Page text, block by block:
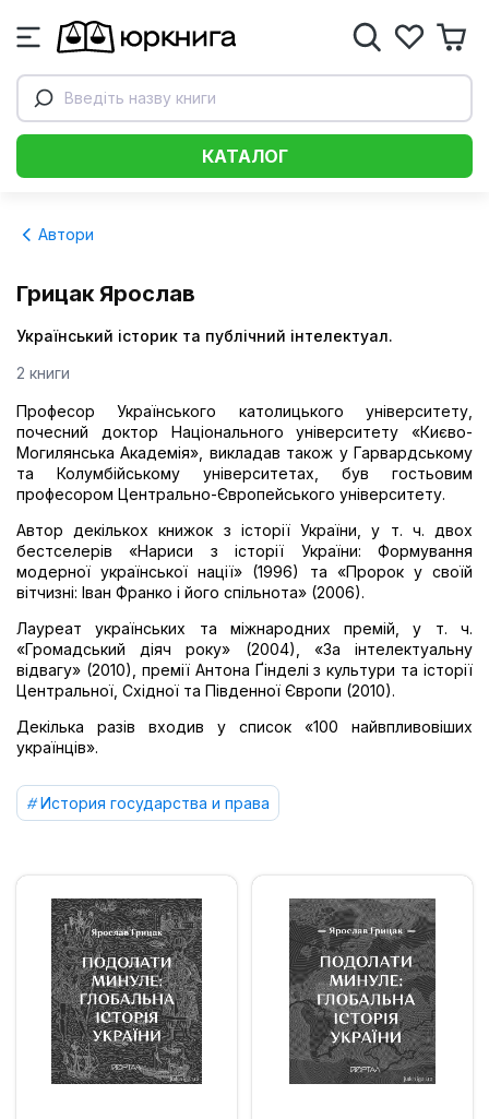
Введіть назву книги
КАТАЛОГ
Автори
Грицак Ярослав
Український історик та публічний інтелектуал.
2 книги
Професор Українського католицького університету,
почесний доктор Національного університету «Києво-
Могилянська Академія», викладав також у Гарвардському
та Колумбійському університетах, був гостьовим
професором Центрально-Європейського університету.
Автор декількох книжок з історії України, у т. ч. двох
бестселерів «Нариси з історії України: Формування
модерної української нації» (1996) та «Пророк у своїй
вітчизні: Іван Франко і його спільнота» (2006).
Лауреат українських та міжнародних премій, у т. ч.
«Громадський діяч року» (2004), «За інтелектуальну
відвагу» (2010), премії Антона Ґінделі з культури та історії
Центральної, Східної та Південної Європи (2010).
Декілька разів входив у список «100 найвпливовіших
українців».
История государства и права